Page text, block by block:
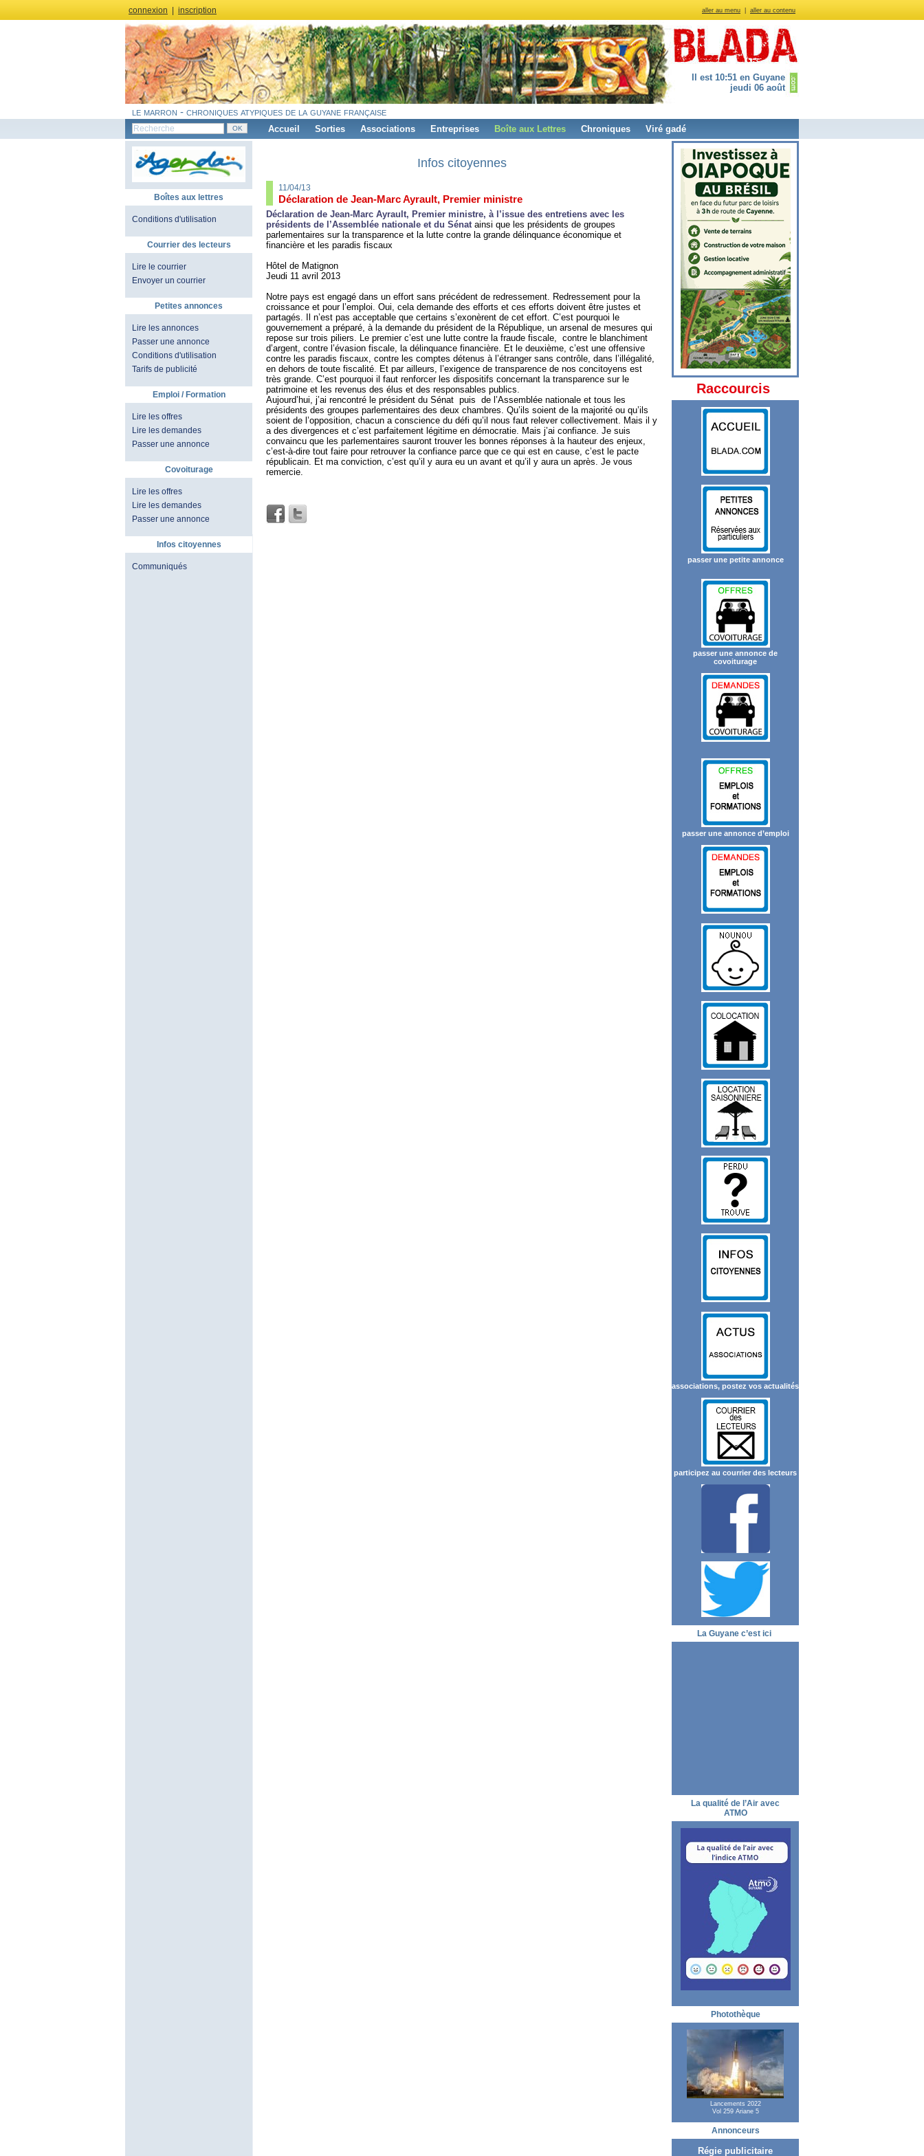
aller au menu aller au contenu
connexion inscription
Il est 10:51 en Guyane
jeudi 06 août
le marron - chroniques atypiques de la guyane française
Accueil Sorties Associations Entreprises Boîte aux Lettres Chroniques Viré gadé
Boîtes aux lettres
Conditions d'utilisation
Courrier des lecteurs
Lire le courrier
Envoyer un courrier
Petites annonces
Lire les annonces
Passer une annonce
Conditions d'utilisation
Tarifs de publicité
Emploi / Formation
Lire les offres
Lire les demandes
Passer une annonce
Covoiturage
Lire les offres
Lire les demandes
Passer une annonce
Infos citoyennes
Communiqués
Infos citoyennes
11/04/13
Déclaration de Jean-Marc Ayrault, Premier ministre
Déclaration de Jean-Marc Ayrault, Premier ministre, à l’issue des entretiens avec les
présidents de l’Assemblée nationale et du Sénat ainsi que les présidents de groupes
parlementaires sur la transparence et la lutte contre la grande délinquance économique et
financière et les paradis fiscaux
Hôtel de Matignon
Jeudi 11 avril 2013
Notre pays est engagé dans un effort sans précédent de redressement. Redressement pour la
croissance et pour l’emploi. Oui, cela demande des efforts et ces efforts doivent être justes et
partagés. Il n’est pas acceptable que certains s’exonèrent de cet effort. C’est pourquoi le
gouvernement a préparé, à la demande du président de la République, un arsenal de mesures qui
repose sur trois piliers. Le premier c’est une lutte contre la fraude fiscale, contre le blanchiment
d’argent, contre l’évasion fiscale, la délinquance financière. Et le deuxième, c’est une offensive
contre les paradis fiscaux, contre les comptes détenus à l’étranger sans contrôle, dans l’illégalité,
en dehors de toute fiscalité. Et par ailleurs, l’exigence de transparence de nos concitoyens est
très grande. C’est pourquoi il faut renforcer les dispositifs concernant la transparence sur le
patrimoine et les revenus des élus et des responsables publics.
Aujourd’hui, j’ai rencontré le président du Sénat puis de l’Assemblée nationale et tous les
présidents des groupes parlementaires des deux chambres. Qu’ils soient de la majorité ou qu’ils
soient de l’opposition, chacun a conscience du défi qu’il nous faut relever collectivement. Mais il y
a des divergences et c’est parfaitement légitime en démocratie. Mais j’ai confiance. Je suis
convaincu que les parlementaires sauront trouver les bonnes réponses à la hauteur des enjeux,
c’est-à-dire tout faire pour retrouver la confiance parce que ce qui est en cause, c’est le pacte
républicain. Et ma conviction, c’est qu’il y aura eu un avant et qu’il y aura un après. Je vous
remercie.
Raccourcis
passer une petite annonce
passer une annonce de
covoiturage
passer une annonce d’emploi
associations, postez vos actualités
participez au courrier des lecteurs
La Guyane c’est ici
La qualité de l’Air avec
ATMO
Photothèque
Lancements 2022
Vol 259 Ariane 5
Annonceurs
Régie publicitaire